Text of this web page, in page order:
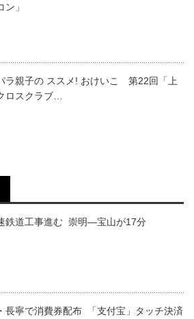
ン」
ラ親子の ススメ! おけいこ 第22回「上
ロスクラブ…
鉄道工事進む 崇明―宝山が17分
長寧で消費券配布 「支付宝」タッチ決済